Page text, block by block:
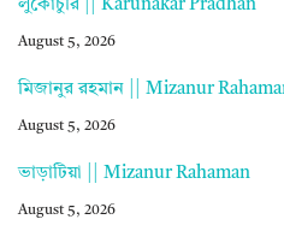
লুকোচুরি || Karunakar Pradhan
August 5, 2026
মিজানুর রহমান || Mizanur
August 5, 2026
ভাড়াটিয়া || Mizanur Rahaman
August 5, 2026